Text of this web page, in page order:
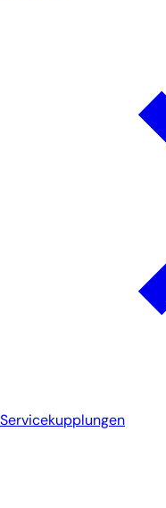
Servicekupplungen